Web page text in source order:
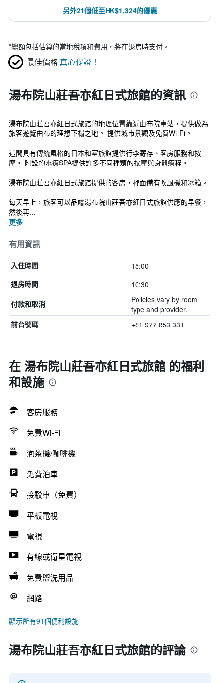
另外21個低至HK$1,324的優惠
*總額包括估算的當地稅項和費用，將在退房時支付。
最佳價格 真心保證！
湯布院山莊吾亦紅日式旅館的資訊
湯布院山莊吾亦紅日式旅館的地理位置靠近由布院車站，提供做為
旅客遊覽由布的理想下榻之地。 提供城市景觀及免費Wi-Fi。
這間具有傳統風格的日本和室旅館提供行李寄存、客房服務和按
摩。 附設的水療SPA提供許多不同種類的按摩與身體療程。
湯布院山莊吾亦紅日式旅館提供的客房，裡面備有吹風機和冰箱。
每天早上，旅客可以品嚐湯布院山莊吾亦紅日式旅館供應的早餐，
然後再...
更多
有用資訊
入住時間 15:00
退房時間 10:30
付款和取消
Policies vary by room
type and provider.
前台號碼 +81 977 853 331
在 湯布院山莊吾亦紅日式旅館 的福利
和設施
客房服務
免費Wi-Fi
泡茶機/咖啡機
免費泊車
接駁車（免費）
平板電視
電視
有線或衛星電視
免費盥洗用品
網路
顯示所有91個便利設施
湯布院山莊吾亦紅日式旅館的評論